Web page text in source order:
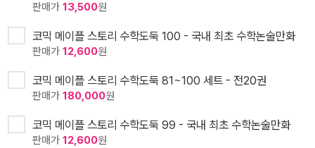
판매가 13,500원
코믹 메이플 스토리 수학도둑 100 - 국내 최초 수학논술만화
판매가 12,600원
코믹 메이플 스토리 수학도둑 81~100 세트 - 전20권
판매가 180,000원
코믹 메이플 스토리 수학도둑 99 - 국내 최초 수학논술만화
판매가 12,600원